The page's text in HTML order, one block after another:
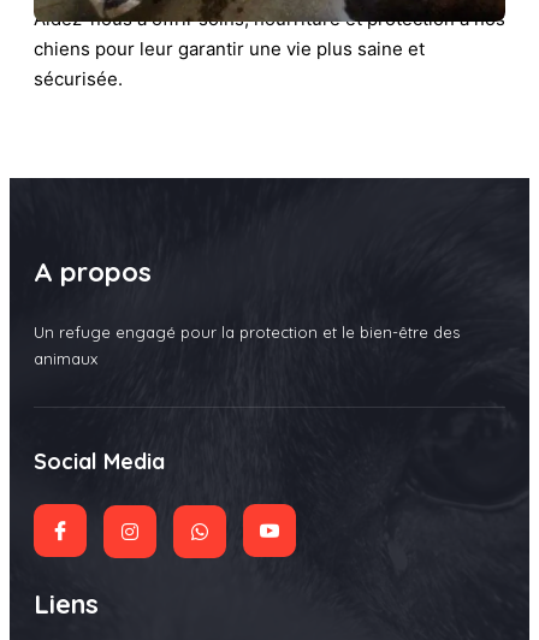
Aidez-nous à offrir soins, nourriture et protection à nos
chiens pour leur garantir une vie plus saine et
sécurisée.
A propos
Un refuge engagé pour la protection et le bien-être des
animaux
Social Media
Liens